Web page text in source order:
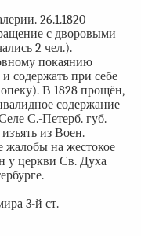
26.1.1820
с дворовыми
2 чел.).
покаянию
содержать при себе
В 1828 прощён,
содержание
С.-Петерб. губ.
из Воен.
жалобы на жестокое
у церкви Св. Духа
3-й ст.